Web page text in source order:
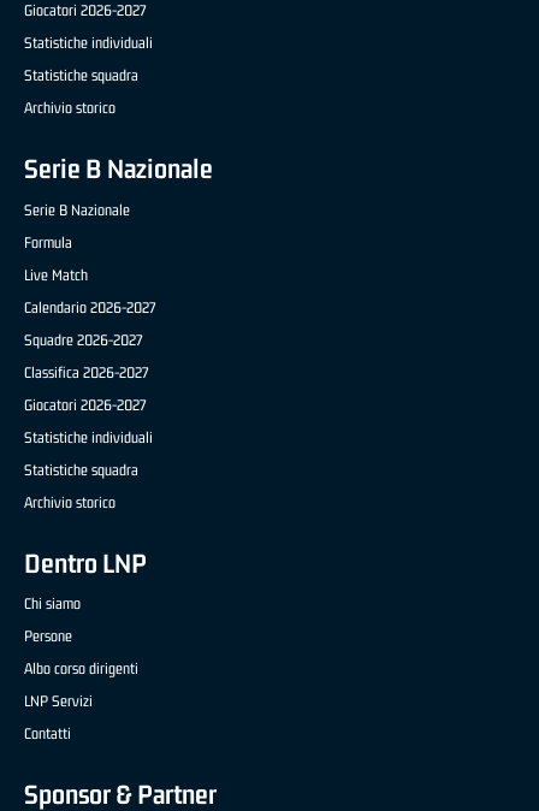
Giocatori 2026-2027
Statistiche individuali
Statistiche squadra
Archivio storico
Serie B Nazionale
Serie B Nazionale
Formula
Live Match
Calendario 2026-2027
Squadre 2026-2027
Classifica 2026-2027
Giocatori 2026-2027
Statistiche individuali
Statistiche squadra
Archivio storico
Dentro LNP
Chi siamo
Persone
Albo corso dirigenti
LNP Servizi
Contatti
Sponsor & Partner